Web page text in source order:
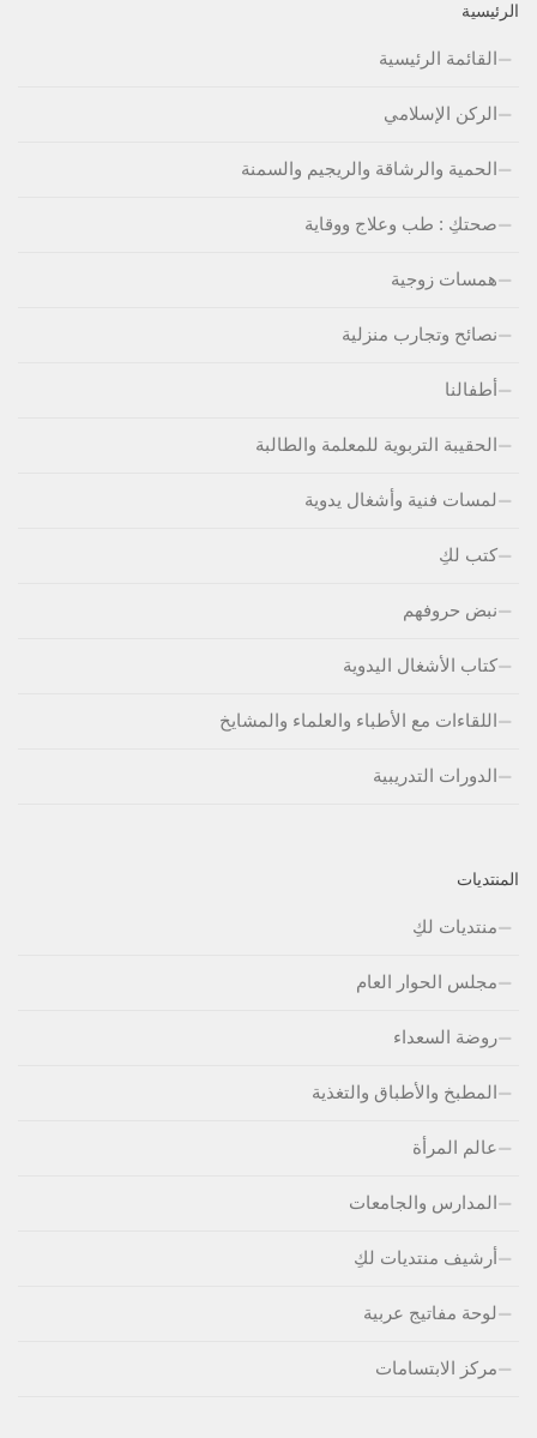
الرئيسية
القائمة الرئيسية
الركن الإسلامي
الحمية والرشاقة والريجيم والسمنة
صحتكِ : طب وعلاج ووقاية
همسات زوجية
نصائح وتجارب منزلية
أطفالنا
الحقيبة التربوية للمعلمة والطالبة
لمسات فنية وأشغال يدوية
كتب لكِ
نبض حروفهم
كتاب الأشغال اليدوية
اللقاءات مع الأطباء والعلماء والمشايخ
الدورات التدريبية
المنتديات
منتديات لكِ
مجلس الحوار العام
روضة السعداء
المطبخ والأطباق والتغذية
عالم المرأة
المدارس والجامعات
أرشيف منتديات لكِ
لوحة مفاتيج عربية
مركز الابتسامات